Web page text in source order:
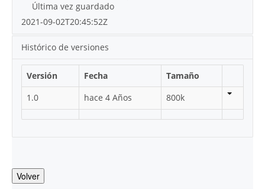
Última vez guardado
2021-09-02T20:45:52Z
Histórico de versiones
Versión Fecha
Tamaño
1.0
hace 4 Años 800k
Volver